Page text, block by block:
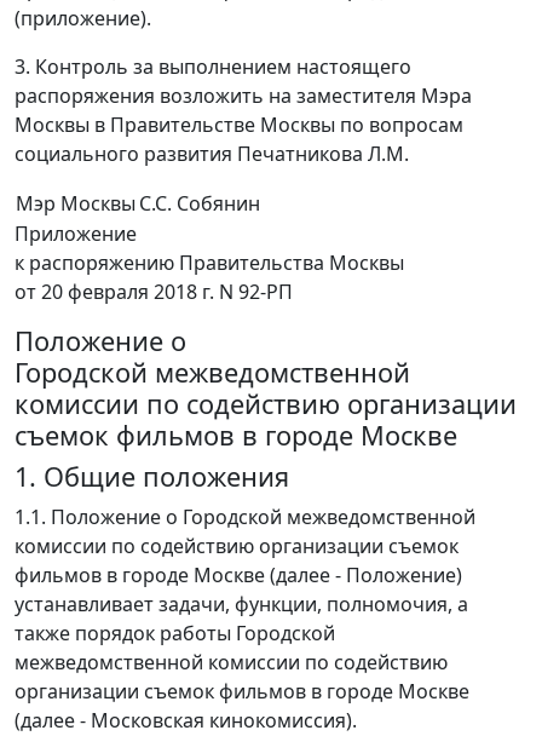
(приложение).
3. Контроль за выполнением настоящего
распоряжения возложить на заместителя Мэра
Москвы в Правительстве Москвы по вопросам
социального развития Печатникова Л.М.
Мэр Москвы С.С. Собянин
Приложение
к распоряжению Правительства Москвы
от 20 февраля 2018 г. N 92-РП
Положение о
Городской межведомственной
комиссии по содействию организации
съемок фильмов в городе Москве
1. Общие положения
1.1. Положение о Городской межведомственной
комиссии по содействию организации съемок
фильмов в городе Москве (далее - Положение)
устанавливает задачи, функции, полномочия, а
также порядок работы Городской
межведомственной комиссии по содействию
организации съемок фильмов в городе Москве
(далее - Московская кинокомиссия).